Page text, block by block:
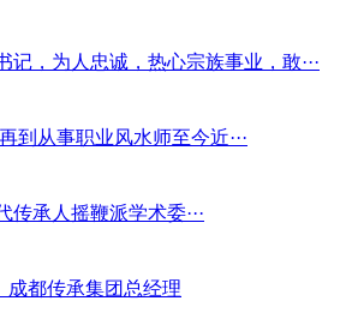
，为人忠诚，热心宗族事业，敢···
从事职业风水师至今近···
承人摇鞭派学术委···
成都传承集团总经理